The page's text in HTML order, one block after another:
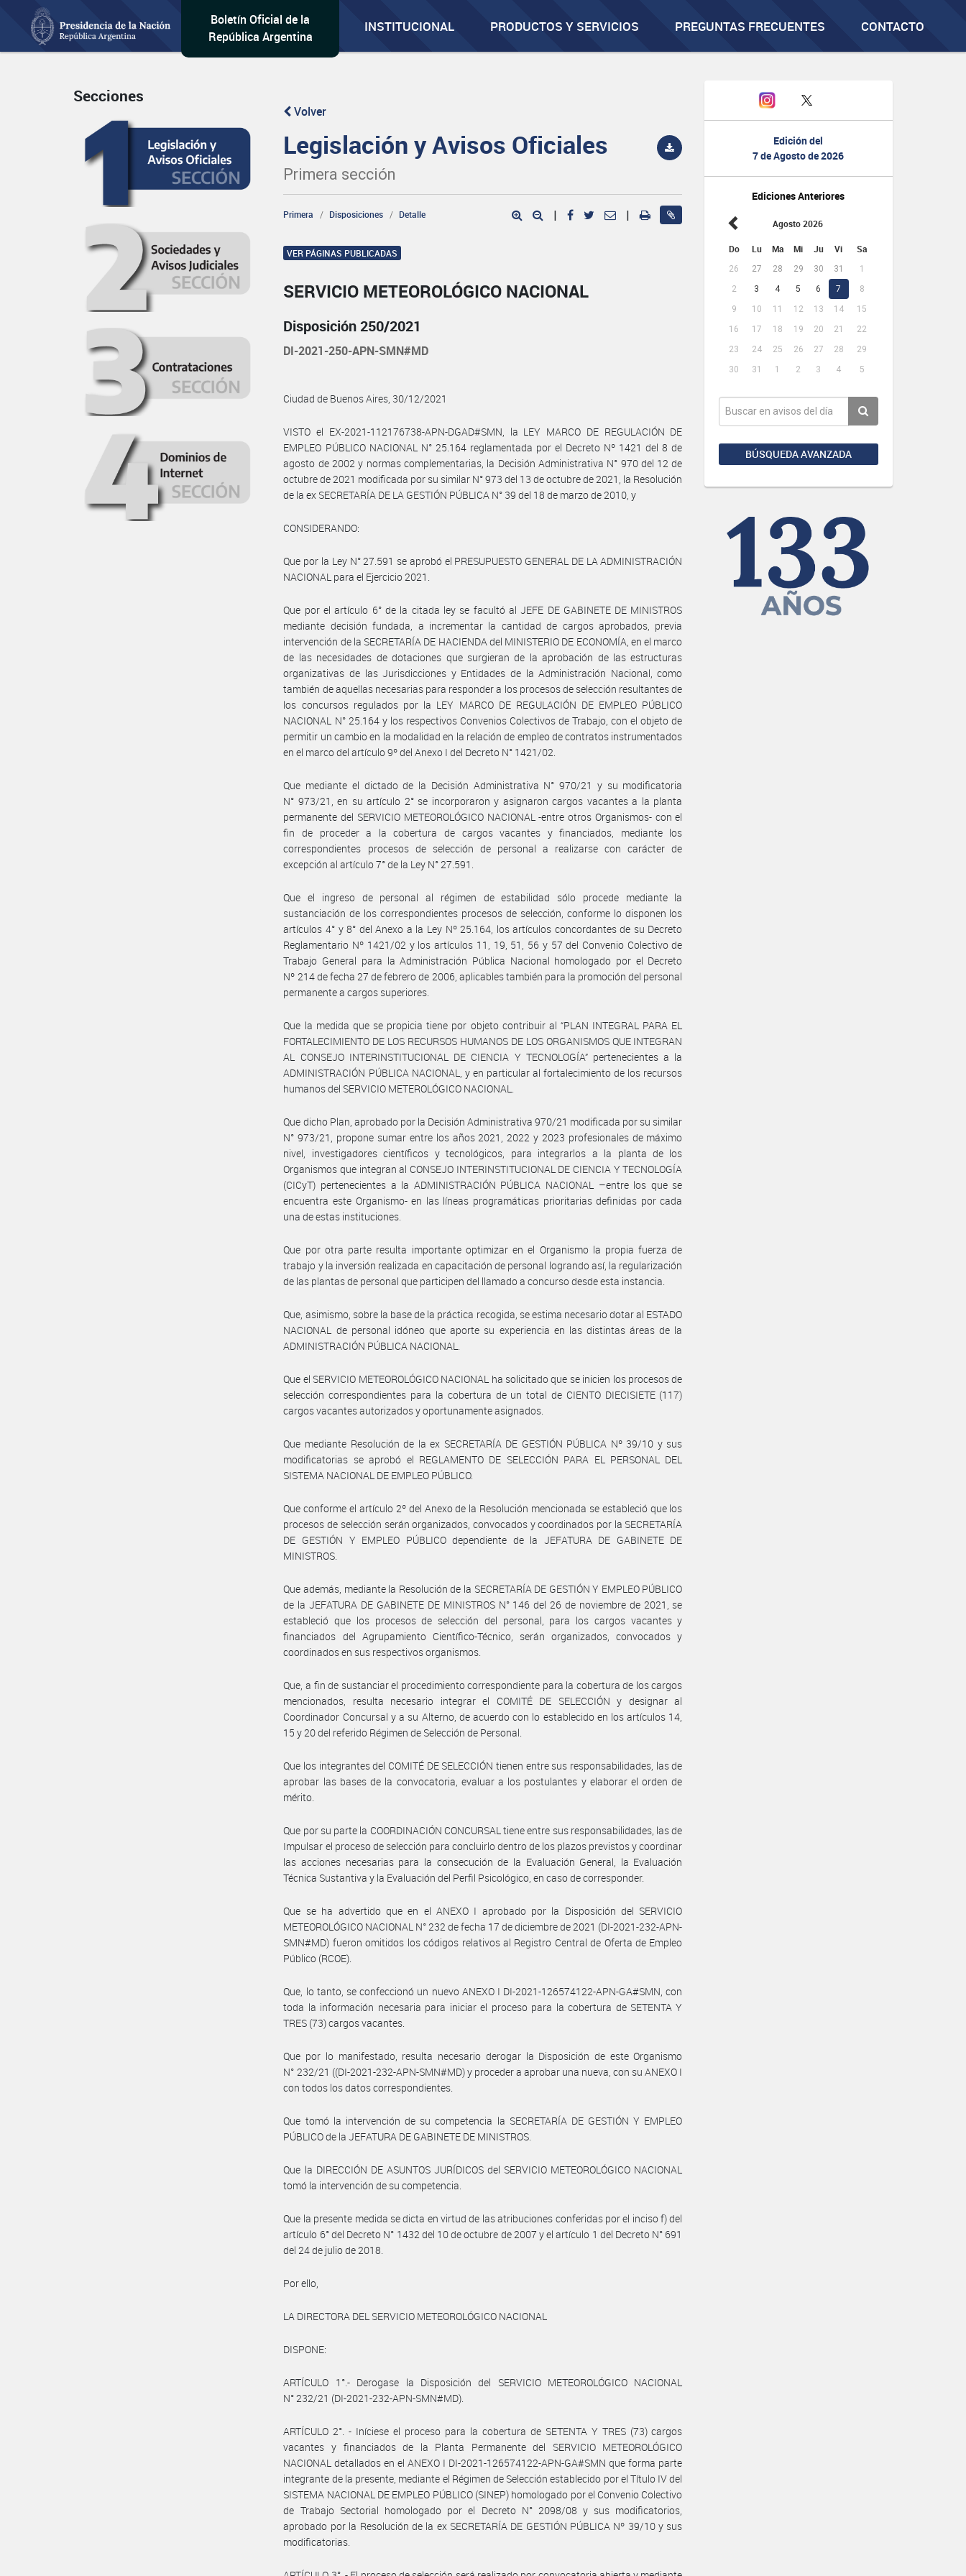
Boletín Oficial de la
República Argentina
INSTITUCIONAL PRODUCTOS Y SERVICIOS PREGUNTAS FRECUENTES CONTACTO
Edición del
7 de Agosto de 2026
Ediciones Anteriores
Agosto 2026
Do Lu Ma Mi Ju Vi Sa
26 27 28 29 30 31
1
2
3 4 5 6 7
8
9
10 11 12 13 14
15
16
17 18 19 20 21
22
23
24 25 26 27 28
29
30
31 1 2 3 4 5
BÚSQUEDA AVANZADA
Secciones
Volver
Legislación y Avisos Oficiales
Primera sección
Primera Disposiciones Detalle | |
VER PÁGINAS PUBLICADAS
SERVICIO METEOROLÓGICO NACIONAL
Disposición 250/2021
DI-2021-250-APN-SMN#MD
Ciudad de Buenos Aires, 30/12/2021
VISTO el EX-2021-112176738-APN-DGAD#SMN, la LEY MARCO DE REGULACIÓN DE
EMPLEO PÚBLICO NACIONAL N° 25.164 reglamentada por el Decreto Nº 1421 del 8 de
agosto de 2002 y normas complementarias, la Decisión Administrativa N° 970 del 12 de
octubre de 2021 modificada por su similar N° 973 del 13 de octubre de 2021, la Resolución
de la ex SECRETARÍA DE LA GESTIÓN PÚBLICA N° 39 del 18 de marzo de 2010, y
CONSIDERANDO:
Que por la Ley N° 27.591 se aprobó el PRESUPUESTO GENERAL DE LA ADMINISTRACIÓN
NACIONAL para el Ejercicio 2021.
Que por el artículo 6° de la citada ley se facultó al JEFE DE GABINETE DE MINISTROS
mediante decisión fundada, a incrementar la cantidad de cargos aprobados, previa
intervención de la SECRETARÍA DE HACIENDA del MINISTERIO DE ECONOMÍA, en el marco
de las necesidades de dotaciones que surgieran de la aprobación de las estructuras
organizativas de las Jurisdicciones y Entidades de la Administración Nacional, como
también de aquellas necesarias para responder a los procesos de selección resultantes de
los concursos regulados por la LEY MARCO DE REGULACIÓN DE EMPLEO PÚBLICO
NACIONAL N° 25.164 y los respectivos Convenios Colectivos de Trabajo, con el objeto de
permitir un cambio en la modalidad en la relación de empleo de contratos instrumentados
en el marco del artículo 9º del Anexo I del Decreto N° 1421/02.
Que mediante el dictado de la Decisión Administrativa N° 970/21 y su modificatoria
N° 973/21, en su artículo 2° se incorporaron y asignaron cargos vacantes a la planta
permanente del SERVICIO METEOROLÓGICO NACIONAL -entre otros Organismos- con el
fin de proceder a la cobertura de cargos vacantes y financiados, mediante los
correspondientes procesos de selección de personal a realizarse con carácter de
excepción al artículo 7° de la Ley N° 27.591.
Que el ingreso de personal al régimen de estabilidad sólo procede mediante la
sustanciación de los correspondientes procesos de selección, conforme lo disponen los
artículos 4° y 8° del Anexo a la Ley Nº 25.164, los artículos concordantes de su Decreto
Reglamentario Nº 1421/02 y los artículos 11, 19, 51, 56 y 57 del Convenio Colectivo de
Trabajo General para la Administración Pública Nacional homologado por el Decreto
Nº 214 de fecha 27 de febrero de 2006, aplicables también para la promoción del personal
permanente a cargos superiores.
Que la medida que se propicia tiene por objeto contribuir al “PLAN INTEGRAL PARA EL
FORTALECIMIENTO DE LOS RECURSOS HUMANOS DE LOS ORGANISMOS QUE INTEGRAN
AL CONSEJO INTERINSTITUCIONAL DE CIENCIA Y TECNOLOGÍA” pertenecientes a la
ADMINISTRACIÓN PÚBLICA NACIONAL, y en particular al fortalecimiento de los recursos
humanos del SERVICIO METEROLÓGICO NACIONAL.
Que dicho Plan, aprobado por la Decisión Administrativa 970/21 modificada por su similar
N° 973/21, propone sumar entre los años 2021, 2022 y 2023 profesionales de máximo
nivel, investigadores científicos y tecnológicos, para integrarlos a la planta de los
Organismos que integran al CONSEJO INTERINSTITUCIONAL DE CIENCIA Y TECNOLOGÍA
(CICyT) pertenecientes a la ADMINISTRACIÓN PÚBLICA NACIONAL –entre los que se
encuentra este Organismo- en las líneas programáticas prioritarias definidas por cada
una de estas instituciones.
Que por otra parte resulta importante optimizar en el Organismo la propia fuerza de
trabajo y la inversión realizada en capacitación de personal logrando así, la regularización
de las plantas de personal que participen del llamado a concurso desde esta instancia.
Que, asimismo, sobre la base de la práctica recogida, se estima necesario dotar al ESTADO
NACIONAL de personal idóneo que aporte su experiencia en las distintas áreas de la
ADMINISTRACIÓN PÚBLICA NACIONAL.
Que el SERVICIO METEOROLÓGICO NACIONAL ha solicitado que se inicien los procesos de
selección correspondientes para la cobertura de un total de CIENTO DIECISIETE (117)
cargos vacantes autorizados y oportunamente asignados.
Que mediante Resolución de la ex SECRETARÍA DE GESTIÓN PÚBLICA Nº 39/10 y sus
modificatorias se aprobó el REGLAMENTO DE SELECCIÓN PARA EL PERSONAL DEL
SISTEMA NACIONAL DE EMPLEO PÚBLICO.
Que conforme el artículo 2º del Anexo de la Resolución mencionada se estableció que los
procesos de selección serán organizados, convocados y coordinados por la SECRETARÍA
DE GESTIÓN Y EMPLEO PÚBLICO dependiente de la JEFATURA DE GABINETE DE
MINISTROS.
Que además, mediante la Resolución de la SECRETARÍA DE GESTIÓN Y EMPLEO PÚBLICO
de la JEFATURA DE GABINETE DE MINISTROS N° 146 del 26 de noviembre de 2021, se
estableció que los procesos de selección del personal, para los cargos vacantes y
financiados del Agrupamiento Científico-Técnico, serán organizados, convocados y
coordinados en sus respectivos organismos.
Que, a fin de sustanciar el procedimiento correspondiente para la cobertura de los cargos
mencionados, resulta necesario integrar el COMITÉ DE SELECCIÓN y designar al
Coordinador Concursal y a su Alterno, de acuerdo con lo establecido en los artículos 14,
15 y 20 del referido Régimen de Selección de Personal.
Que los integrantes del COMITÉ DE SELECCIÓN tienen entre sus responsabilidades, las de
aprobar las bases de la convocatoria, evaluar a los postulantes y elaborar el orden de
mérito.
Que por su parte la COORDINACIÓN CONCURSAL tiene entre sus responsabilidades, las de
Impulsar el proceso de selección para concluirlo dentro de los plazos previstos y coordinar
las acciones necesarias para la consecución de la Evaluación General, la Evaluación
Técnica Sustantiva y la Evaluación del Perfil Psicológico, en caso de corresponder.
Que se ha advertido que en el ANEXO I aprobado por la Disposición del SERVICIO
METEOROLÓGICO NACIONAL N° 232 de fecha 17 de diciembre de 2021 (DI-2021-232-APN-
SMN#MD) fueron omitidos los códigos relativos al Registro Central de Oferta de Empleo
Público (RCOE).
Que, lo tanto, se confeccionó un nuevo ANEXO I DI-2021-126574122-APN-GA#SMN, con
toda la información necesaria para iniciar el proceso para la cobertura de SETENTA Y
TRES (73) cargos vacantes.
Que por lo manifestado, resulta necesario derogar la Disposición de este Organismo
N° 232/21 ((DI-2021-232-APN-SMN#MD) y proceder a aprobar una nueva, con su ANEXO I
con todos los datos correspondientes.
Que tomó la intervención de su competencia la SECRETARÍA DE GESTIÓN Y EMPLEO
PÚBLICO de la JEFATURA DE GABINETE DE MINISTROS.
Que la DIRECCIÓN DE ASUNTOS JURÍDICOS del SERVICIO METEOROLÓGICO NACIONAL
tomó la intervención de su competencia.
Que la presente medida se dicta en virtud de las atribuciones conferidas por el inciso f) del
artículo 6° del Decreto N° 1432 del 10 de octubre de 2007 y el artículo 1 del Decreto N° 691
del 24 de julio de 2018.
Por ello,
LA DIRECTORA DEL SERVICIO METEOROLÓGICO NACIONAL
DISPONE:
ARTÍCULO 1°.- Derogase la Disposición del SERVICIO METEOROLÓGICO NACIONAL
N° 232/21 (DI-2021-232-APN-SMN#MD).
ARTÍCULO 2°. - Iníciese el proceso para la cobertura de SETENTA Y TRES (73) cargos
vacantes y financiados de la Planta Permanente del SERVICIO METEOROLÓGICO
NACIONAL detallados en el ANEXO I DI-2021-126574122-APN-GA#SMN que forma parte
integrante de la presente, mediante el Régimen de Selección establecido por el Título IV del
SISTEMA NACIONAL DE EMPLEO PÚBLICO (SINEP) homologado por el Convenio Colectivo
de Trabajo Sectorial homologado por el Decreto N° 2098/08 y sus modificatorios,
aprobado por la Resolución de la ex SECRETARÍA DE GESTIÓN PÚBLICA Nº 39/10 y sus
modificatorias.